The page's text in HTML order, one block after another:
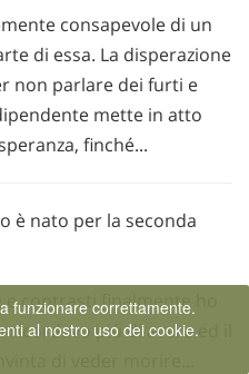
consapevole di un
di essa. La disperazione
non parlare dei furti e
mette in atto
finché...
è nato per la seconda
contrasti finalmente ho
più di avere ed il
di veder morire…
funzionare correttamente.
al nostro uso dei cookie.